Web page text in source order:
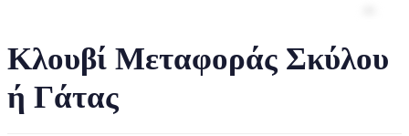
Κλουβί Μεταφοράς Σκύλου
ή Γάτας